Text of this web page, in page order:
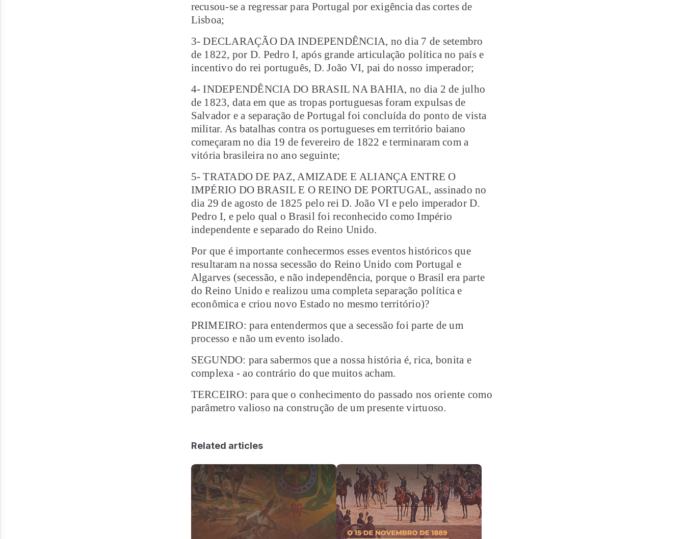
recusou-se a regressar para Portugal por exigência das cortes de
Lisboa;
3- DECLARAÇÃO DA INDEPENDÊNCIA, no dia 7 de setembro
de 1822, por D. Pedro I, após grande articulação política no país e
incentivo do rei português, D. João VI, pai do nosso imperador;
4- INDEPENDÊNCIA DO BRASIL NA BAHIA, no dia 2 de julho
de 1823, data em que as tropas portuguesas foram expulsas de
Salvador e a separação de Portugal foi concluída do ponto de vista
militar. As batalhas contra os portugueses em território baiano
começaram no dia 19 de fevereiro de 1822 e terminaram com a
vitória brasileira no ano seguinte;
5- TRATADO DE PAZ, AMIZADE E ALIANÇA ENTRE O
IMPÉRIO DO BRASIL E O REINO DE PORTUGAL, assinado no
dia 29 de agosto de 1825 pelo rei D. João VI e pelo imperador D.
Pedro I, e pelo qual o Brasil foi reconhecido como Império
independente e separado do Reino Unido.
Por que é importante conhecermos esses eventos históricos que
resultaram na nossa secessão do Reino Unido com Portugal e
Algarves (secessão, e não independência, porque o Brasil era parte
do Reino Unido e realizou uma completa separação política e
econômica e criou novo Estado no mesmo território)?
PRIMEIRO: para entendermos que a secessão foi parte de um
processo e não um evento isolado.
SEGUNDO: para sabermos que a nossa história é, rica, bonita e
complexa - ao contrário do que muitos acham.
TERCEIRO: para que o conhecimento do passado nos oriente como
parâmetro valioso na construção de um presente virtuoso.
Related articles